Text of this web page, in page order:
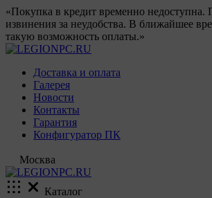
«Покупка в кредит временно недоступна.
извинения за неудобства. В ближайшее
такую возможность оплаты.»
Доставка и оплата
Галерея
Новости
Контакты
Гарантия
Конфигуратор ПК
Москва
Каталог